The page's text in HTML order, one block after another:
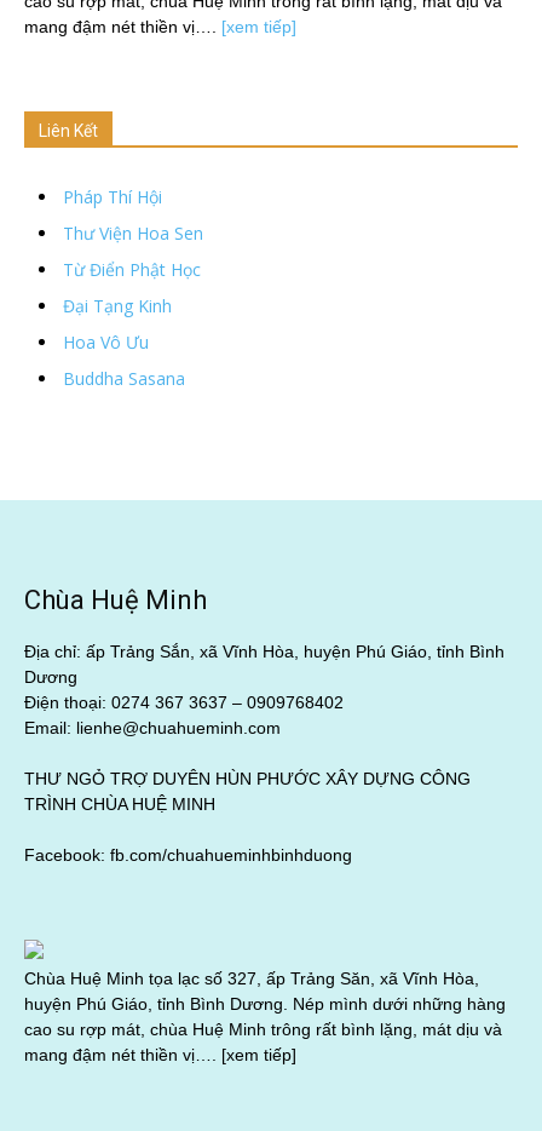
mang đậm nét thiền vị…. [xem tiếp]
Liên Kết
Pháp Thí Hội
Thư Viện Hoa Sen
Từ Điển Phật Học
Đại Tạng Kinh
Hoa Vô Ưu
Buddha Sasana
Chùa Huệ Minh
Địa chỉ: ấp Trảng Sắn, xã Vĩnh Hòa, huyện Phú Giáo, tỉnh Bình
Dương
Điện thoại: 0274 367 3637 – 0909768402
Email: lienhe@chuahueminh.com
THƯ NGỎ TRỢ DUYÊN HÙN PHƯỚC XÂY DỰNG CÔNG
TRÌNH CHÙA HUỆ MINH
Facebook: fb.com/chuahueminhbinhduong
Chùa Huệ Minh tọa lạc số 327, ấp Trảng Săn, xã Vĩnh Hòa,
huyện Phú Giáo, tỉnh Bình Dương. Nép mình dưới những hàng
cao su rợp mát, chùa Huệ Minh trông rất bình lặng, mát dịu và
mang đậm nét thiền vị…. [xem tiếp]